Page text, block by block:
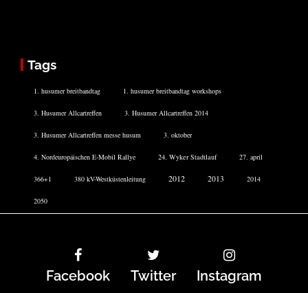
Tags
1. husumer breitbandtag 1. husumer breitbandtag workshops
3. Husumer Allcartreffen 3. Husumer Allcartreffen 2014
3. Husumer Allcartreffen messe husum 3. oktober
4. Nordeuropäischen E-Mobil Rallye 24. Wyker Stadtlauf 27. april
366+1 380 kV-Westküstenleitung 2012 2013 2014
2050
Facebook Twitter Instagram